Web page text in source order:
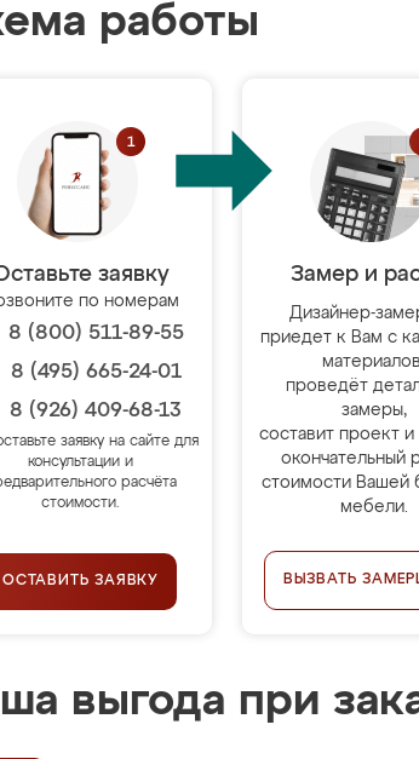
работы
заявку
по номерам
8 (800) 511-89-55
8 (495) 665-24-01
8 (926) 409-68-13
заявку на сайте для
консультации и
расчёта
стоимости.
ОСТАВИТЬ ЗАЯВКУ
Замер и
Дизайнер-
приедет к Вам с
проведёт
замеры,
составит проект
окончательный
стоимости Вашей
мебели.
ВЫЗВАТЬ
выгода при